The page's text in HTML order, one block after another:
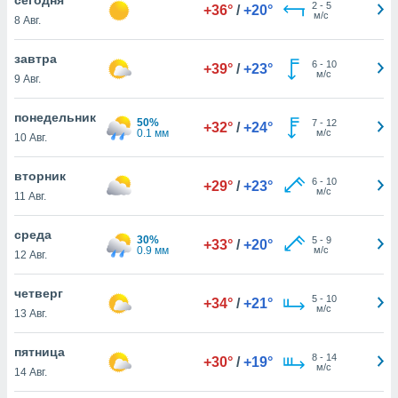
действия
на веб-
основе.
нашей
cookie
в
ВЫ
8 Авг.
+36° / +20° 2- 5
м/с
завтра
9 Авг.
+39° / +23° 6- 10
м/с
понедельник
10 Авг.
50%
0.1 мм
+32° / +24° 7- 12
м/с
вторник
11 Авг.
+29° / +23° 6- 10
м/с
среда
12 Авг.
30%
0.9 мм
+33° / +20° 5- 9
м/с
четверг
13 Авг.
+34° / +21° 5- 10
м/с
пятница
14 Авг.
+30° / +19° 8- 14
м/с